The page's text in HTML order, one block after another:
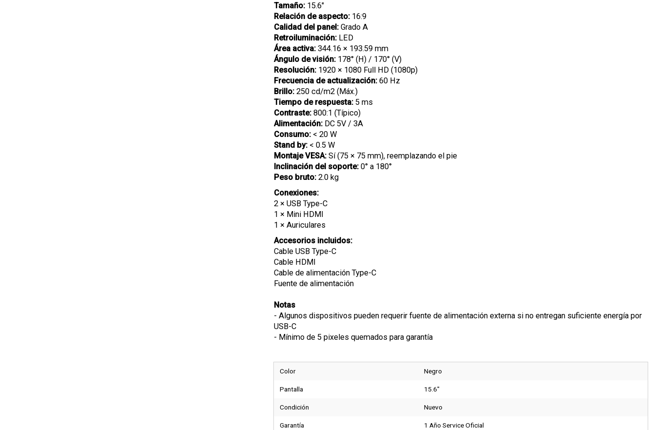
Tamaño: 15.6"
Relación de aspecto: 16:9
Calidad del panel: Grado A
Retroiluminación: LED
Área activa: 344.16 × 193.59 mm
Ángulo de visión: 178° (H) / 170° (V)
Resolución: 1920 × 1080 Full HD (1080p)
Frecuencia de actualización: 60 Hz
Brillo: 250 cd/m2 (Máx.)
Tiempo de respuesta: 5 ms
Contraste: 800:1 (Típico)
Alimentación: DC 5V / 3A
Consumo: < 20 W
Stand by: < 0.5 W
Montaje VESA: Sí (75 × 75 mm), reemplazando el pie
Inclinación del soporte: 0° a 180°
Peso bruto: 2.0 kg
Conexiones:
2 × USB Type-C
1 × Mini HDMI
1 × Auriculares
Accesorios incluidos:
Cable USB Type-C
Cable HDMI
Cable de alimentación Type-C
Fuente de alimentación
Notas
- Algunos dispositivos pueden requerir fuente de alimentación externa si no entregan suficiente energía por
USB-C
- Mínimo de 5 pixeles quemados para garantía
Color Negro
Pantalla 15.6"
Condición Nuevo
Garantía 1 Año Service Oficial